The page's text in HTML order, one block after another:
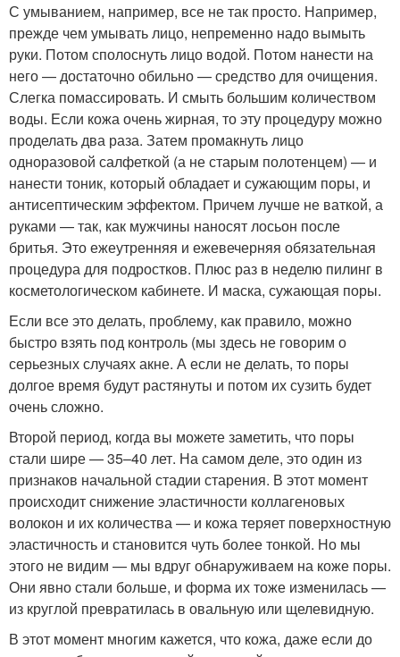
С умыванием, например, все не так просто. Например,
прежде чем умывать лицо, непременно надо вымыть
руки. Потом сполоснуть лицо водой. Потом нанести на
него — достаточно обильно — средство для очищения.
Слегка помассировать. И смыть большим количеством
воды. Если кожа очень жирная, то эту процедуру можно
проделать два раза. Затем промакнуть лицо
одноразовой салфеткой (а не старым полотенцем) — и
нанести тоник, который обладает и сужающим поры, и
антисептическим эффектом. Причем лучше не ваткой, а
руками — так, как мужчины наносят лосьон после
бритья. Это ежеутренняя и ежевечерняя обязательная
процедура для подростков. Плюс раз в неделю пилинг в
косметологическом кабинете. И маска, сужающая поры.
Если все это делать, проблему, как правило, можно
быстро взять под контроль (мы здесь не говорим о
серьезных случаях акне. А если не делать, то поры
долгое время будут растянуты и потом их сузить будет
очень сложно.
Второй период, когда вы можете заметить, что поры
стали шире — 35–40 лет. На самом деле, это один из
признаков начальной стадии старения. В этот момент
происходит снижение эластичности коллагеновых
волокон и их количества — и кожа теряет поверхностную
эластичность и становится чуть более тонкой. Но мы
этого не видим — мы вдруг обнаруживаем на коже поры.
Они явно стали больше, и форма их тоже изменилась —
из круглой превратилась в овальную или щелевидную.
В этот момент многим кажется, что кожа, даже если до